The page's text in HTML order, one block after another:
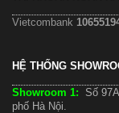
Vietcombank
HỆ THỐNG
Showroom 1: Số
phố Hà Nội.